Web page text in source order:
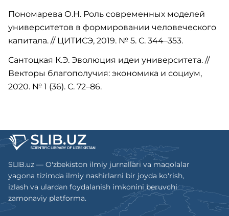
Пономарева О.Н. Роль современных моделей
университетов в формировании человеческого
капитала. // ЦИТИСЭ, 2019. № 5. С. 344–353.
Сантоцкая К.Э. Эволюция идеи университета. //
Векторы благополучия: экономика и социум,
2020. № 1 (36). С. 72–86.
SLIB.uz — O'zbekiston ilmiy jurnallari va maqolalar
yagona tizimda ilmiy nashirlarni bir joyda ko'rish,
izlash va ulardan foydalanish imkonini beruvchi
zamonaviy platforma.